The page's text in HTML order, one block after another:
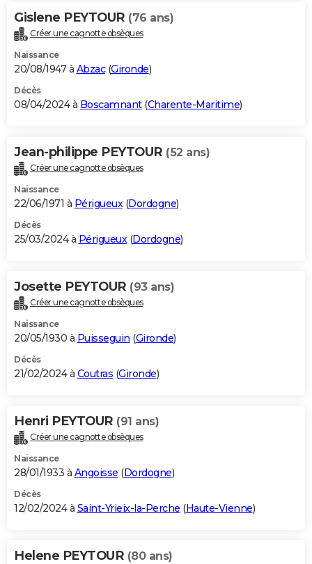
Gislene PEYTOUR (76 ans)
Créer une cagnotte obsèques
Naissance
20/08/1947 à Abzac(Gironde)
Décès
08/04/2024 à Boscamnant(Charente-Maritime)
Jean-philippe PEYTOUR (52 ans)
Créer une cagnotte obsèques
Naissance
22/06/1971 à Périgueux(Dordogne)
Décès
25/03/2024 à Périgueux(Dordogne)
Josette PEYTOUR (93 ans)
Créer une cagnotte obsèques
Naissance
20/05/1930 à Puisseguin (Gironde)
Décès
21/02/2024 à Coutras (Gironde)
Henri PEYTOUR (91 ans)
Créer une cagnotte obsèques
Naissance
28/01/1933 à Angoisse (Dordogne)
Décès
12/02/2024 à Saint-Yrieix-la-Perche (Haute-Vienne)
Helene PEYTOUR (80 ans)